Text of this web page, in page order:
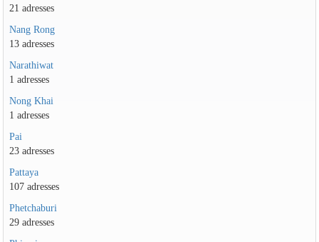
21 adresses
Nang Rong
13 adresses
Narathiwat
1 adresses
Nong Khai
1 adresses
Pai
23 adresses
Pattaya
107 adresses
Phetchaburi
29 adresses